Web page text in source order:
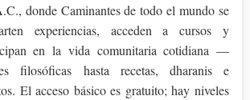
donde Caminantes de todo el mundo se
experiencias, acceden a cursos y
en la vida comunitaria cotidiana —
filosóficas hasta recetas, dharanis e
El acceso básico es gratuito; hay niveles